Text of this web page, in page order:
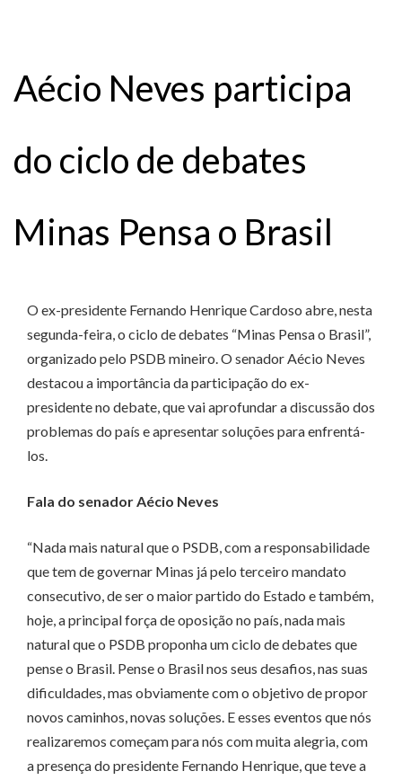
Aécio Neves participa
do ciclo de debates
Minas Pensa o Brasil
O ex-presidente Fernando Henrique Cardoso abre, nesta
segunda-feira, o ciclo de debates “Minas Pensa o Brasil”,
organizado pelo PSDB mineiro. O senador Aécio Neves
destacou a importância da participação do ex-
presidente no debate, que vai aprofundar a discussão dos
problemas do país e apresentar soluções para enfrentá-
los.
Fala do senador Aécio Neves
“Nada mais natural que o PSDB, com a responsabilidade
que tem de governar Minas já pelo terceiro mandato
consecutivo, de ser o maior partido do Estado e também,
hoje, a principal força de oposição no país, nada mais
natural que o PSDB proponha um ciclo de debates que
pense o Brasil. Pense o Brasil nos seus desafios, nas suas
dificuldades, mas obviamente com o objetivo de propor
novos caminhos, novas soluções. E esses eventos que nós
realizaremos começam para nós com muita alegria, com
a presença do presidente Fernando Henrique, que teve a